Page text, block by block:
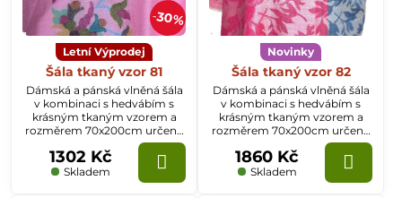
30%
Letní Výprodej
Šála tkaný vzor 81
Dámská a pánská vlněná šála
v kombinaci s hedvábím s
krásným tkaným vzorem a
rozměrem 70x200cm určená
k celoročnímu nošení.
Skladem
1302 Kč
Novinky
Šála tkaný vzor 82
Dámská a pánská vlněná šála
v kombinaci s hedvábím s
krásným tkaným vzorem a
rozměrem 70x200cm určená
k celoročnímu nošení.
Skladem
1860 Kč